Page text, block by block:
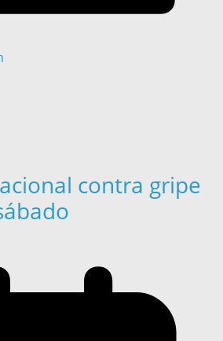
contra gripe